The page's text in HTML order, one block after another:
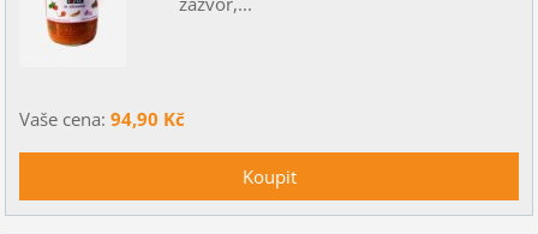
Vaše cena: 94,90 Kč